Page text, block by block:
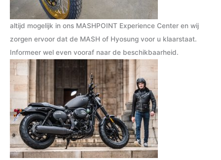
altijd mogelijk in ons MASHPOINT Experience Center en wij
zorgen ervoor dat de MASH of Hyosung voor u klaarstaat.
Informeer wel even vooraf naar de beschikbaarheid.